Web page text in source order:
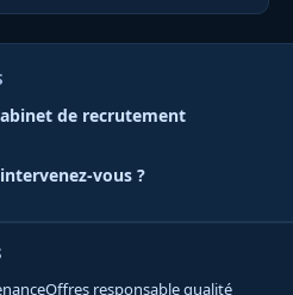
de recrutement
vous ?
Offres responsable qualité